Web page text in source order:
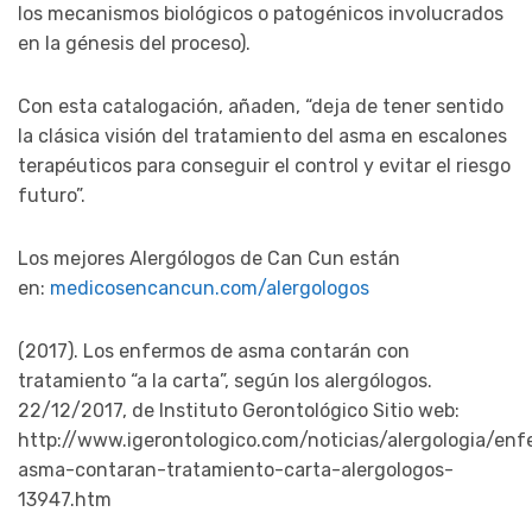
los mecanismos biológicos o patogénicos involucrados
en la génesis del proceso).
Con esta catalogación, añaden, “deja de tener sentido
la clásica visión del tratamiento del asma en escalones
terapéuticos para conseguir el control y evitar el riesgo
futuro”.
Los mejores Alergólogos de Can Cun están
en: medicosencancun.com/alergologos
(2017). Los enfermos de asma contarán con
tratamiento “a la carta”, según los alergólogos.
22/12/2017, de Instituto Gerontológico Sitio web:
http://www.igerontologico.com/noticias/alergologia/
asma-contaran-tratamiento-carta-alergologos-
13947.htm